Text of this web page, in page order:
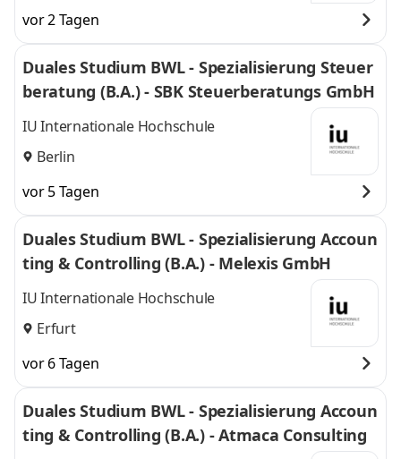
vor 2 Tagen
Duales Studium BWL - Spezialisierung Steuer
beratung (B.A.) - SBK Steuerberatungs GmbH
IU Internationale Hochschule
Berlin
vor 5 Tagen
Duales Studium BWL - Spezialisierung Accoun
ting & Controlling (B.A.) - Melexis GmbH
IU Internationale Hochschule
Erfurt
vor 6 Tagen
Duales Studium BWL - Spezialisierung Accoun
ting & Controlling (B.A.) - Atmaca Consulting